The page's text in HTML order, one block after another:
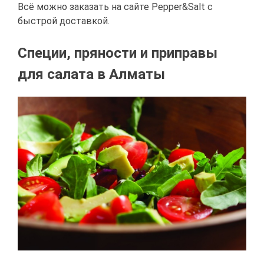
Всё можно заказать на сайте Pepper&Salt с
быстрой доставкой.
Специи, пряности и приправы
для салата в Алматы